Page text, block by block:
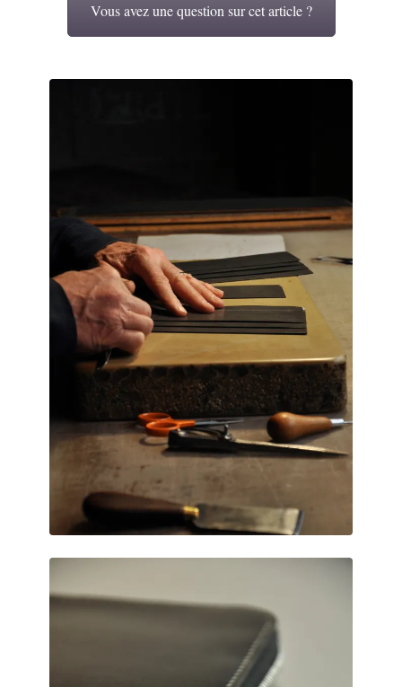
Vous avez une question sur cet article ?